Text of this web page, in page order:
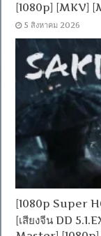
[1080p] [MKV]
5 สิงหาคม 2026
[1080p Super
[เสียงจีน DD